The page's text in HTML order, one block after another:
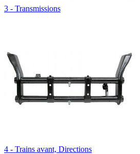
3 - Transmissions
4 - Trains avant, Directions